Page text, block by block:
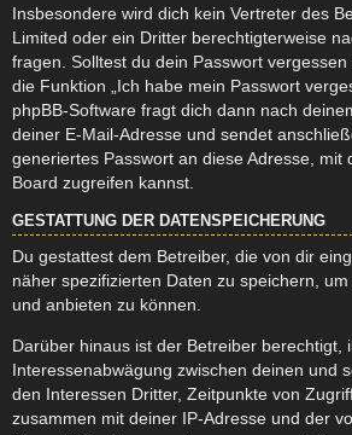
Insbesondere wird dich kein Vertreter des
Limited oder ein Dritter berechtigterweise
fragen. Solltest du dein Passwort
die Funktion „Ich habe mein Passwort
phpBB-Software fragt dich dann nach
deiner E-Mail-Adresse und sendet
generiertes Passwort an diese Adresse, mit
Board zugreifen kannst.
GESTATTUNG DER DATENSPEICHERUNG
Du gestattest dem Betreiber, die von dir
näher spezifizierten Daten zu speichern,
und anbieten zu können.
Darüber hinaus ist der Betreiber berechtigt,
Interessenabwägung zwischen deinen und
den Interessen Dritter, Zeitpunkte von
zusammen mit deiner IP-Adresse und der